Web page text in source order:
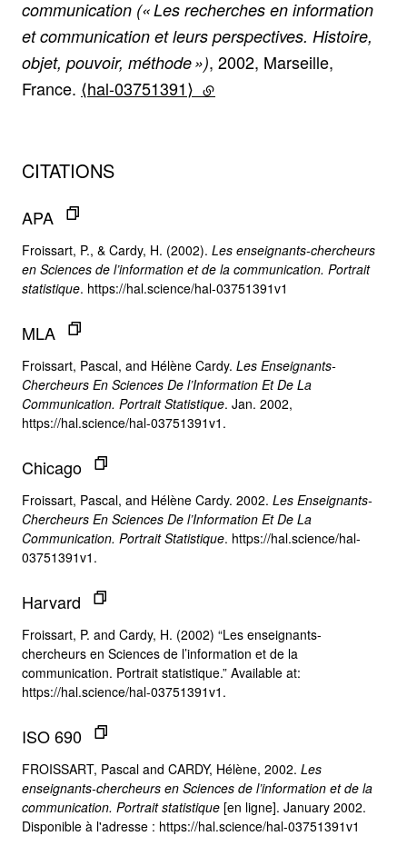
communication (« Les recherches en information
et communication et leurs perspectives. Histoire,
objet, pouvoir, méthode »), 2002, Marseille,
France. ⟨hal-03751391⟩ (lien externe)
CITATIONS
APA
Froissart, P., & Cardy, H. (2002). Les enseignants-chercheurs
en Sciences de l’information et de la communication. Portrait
statistique. https://hal.science/hal-03751391v1
MLA
Froissart, Pascal, and Hélène Cardy. Les Enseignants-
Chercheurs En Sciences De l’Information Et De La
Communication. Portrait Statistique. Jan. 2002,
https://hal.science/hal-03751391v1.
Chicago
Froissart, Pascal, and Hélène Cardy. 2002. Les Enseignants-
Chercheurs En Sciences De l’Information Et De La
Communication. Portrait Statistique. https://hal.science/hal-
03751391v1.
Harvard
Froissart, P. and Cardy, H. (2002) “Les enseignants-
chercheurs en Sciences de l’information et de la
communication. Portrait statistique.” Available at:
https://hal.science/hal-03751391v1.
ISO 690
FROISSART, Pascal and CARDY, Hélène, 2002. Les
enseignants-chercheurs en Sciences de l’information et de la
communication. Portrait statistique [en ligne]. January 2002.
Disponible à l'adresse : https://hal.science/hal-03751391v1